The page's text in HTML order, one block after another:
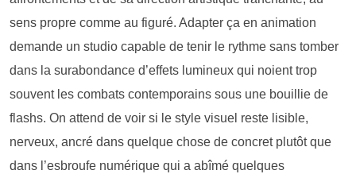
sens propre comme au figuré. Adapter ça en animation
demande un studio capable de tenir le rythme sans tomber
dans la surabondance d’effets lumineux qui noient trop
souvent les combats contemporains sous une bouillie de
flashs. On attend de voir si le style visuel reste lisible,
nerveux, ancré dans quelque chose de concret plutôt que
dans l’esbroufe numérique qui a abîmé quelques